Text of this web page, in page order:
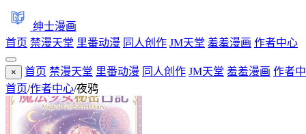
绅士漫画
首页 禁漫天堂 里番动漫 同人创作 JM天堂 羞羞漫画 作者中心
× 首页 禁漫天堂 里番动漫 同人创作 JM天堂 羞羞漫画 作者
首页/作者中心/夜鸦